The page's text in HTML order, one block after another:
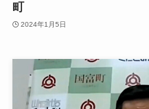
町
2024年1月5日